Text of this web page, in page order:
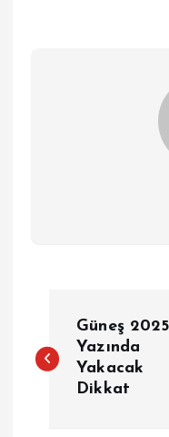
a
Güneş 2025
Yazında
Yakacak
Dikkat